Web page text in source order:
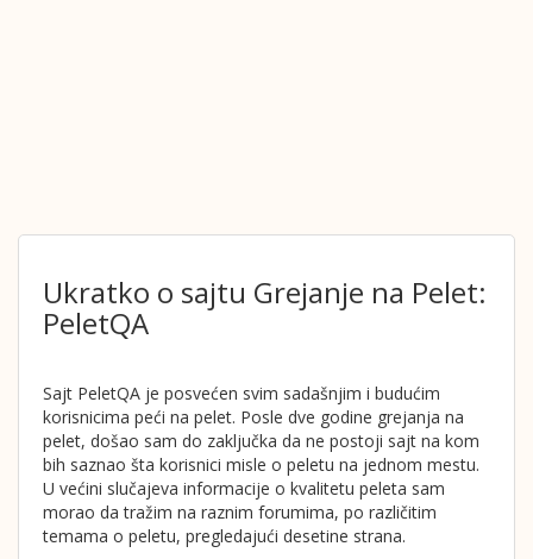
Ukratko o sajtu Grejanje na Pelet:
PeletQA
Sajt PeletQA je posvećen svim sadašnjim i budućim
korisnicima peći na pelet. Posle dve godine grejanja na
pelet, došao sam do zaključka da ne postoji sajt na kom
bih saznao šta korisnici misle o peletu na jednom mestu.
U većini slučajeva informacije o kvalitetu peleta sam
morao da tražim na raznim forumima, po različitim
temama o peletu, pregledajući desetine strana.